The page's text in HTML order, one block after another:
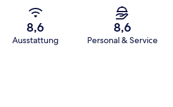
8,6
Ausstattung
8,6
Personal & Service